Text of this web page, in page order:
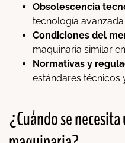
Obsolescencia
tecnología
Condiciones del
maquinaria similar
Normativas y
estándares técnicos
¿Cuándo se